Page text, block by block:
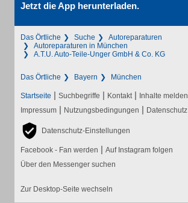
Jetzt die App herunterladen.
Das Örtliche Suche
Autoreparaturen
Autoreparaturen in München
A.T.U. Auto-Teile-Unger GmbH & Co. KG
Das Örtliche Bayern München
Startseite | Suchbegriffe | Kontakt | Inhalte melden
Impressum | Nutzungsbedingungen | Datenschutz
Datenschutz-Einstellungen
Facebook - Fan werden | Auf Instagram folgen
Über den Messenger suchen
Zur Desktop-Seite wechseln